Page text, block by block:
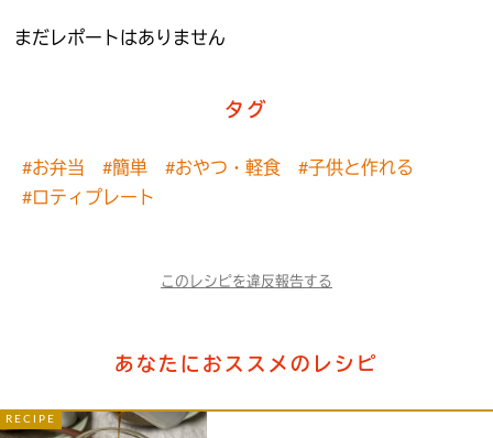
まだレポートはありません
タグ
#お弁当 #簡単 #おやつ・軽食
#子供と作れる
#ロティプレート
このレシピを違反報告する
あなたにおススメのレシピ
RECIPE